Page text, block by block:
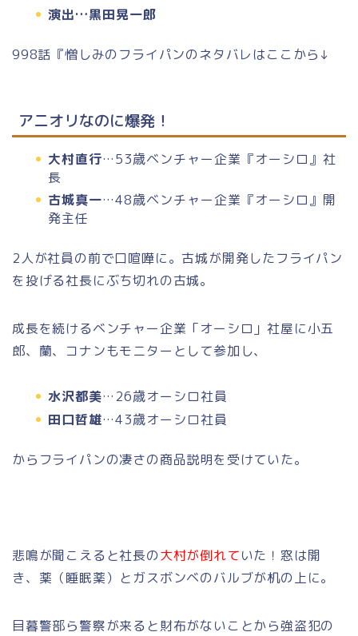
演出…黒田晃一郎
998話『憎しみのフライパンのネタバレはここから↓
アニオリなのに爆発！
大村直行…53歳ベンチャー企業『オーシロ』社
長
古城真一…48歳ベンチャー企業『オーシロ』開
発主任
2人が社員の前で口喧嘩に。古城が開発したフライパン
を投げる社長にぶち切れの古城。
成長を続けるベンチャー企業「オーシロ」社屋に小五
郎、蘭、コナンもモニターとして参加し、
水沢都美…26歳オーシロ社員
田口哲雄…43歳オーシロ社員
からフライパンの凄さの商品説明を受けていた。
悲鳴が聞こえると社長の大村が倒れていた！窓は開
き、薬（睡眠薬）とガスボンベのバルブが机の上に。
目暮警部ら警察が来ると財布がないことから強盗犯の